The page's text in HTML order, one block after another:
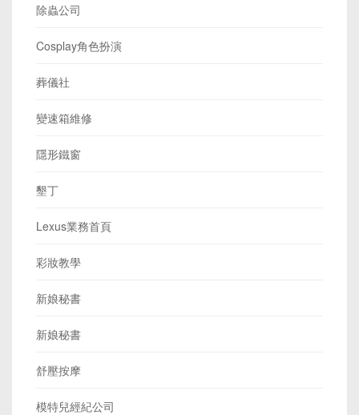
除蟲公司
Cosplay角色扮演
葬儀社
變速箱維修
隱形鐵窗
墾丁
Lexus業務首頁
彩妝教學
新娘秘書
新娘秘書
舒壓按摩
模特兒經紀公司